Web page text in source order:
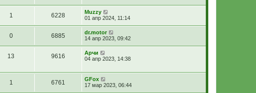
1 6228
Muzzy
01 апр 2024, 11:14
0 6885
dr.motor
14 апр 2023, 09:42
13 9616
Арчи
04 апр 2023, 14:38
1 6761
GFox
17 мар 2023, 06:44